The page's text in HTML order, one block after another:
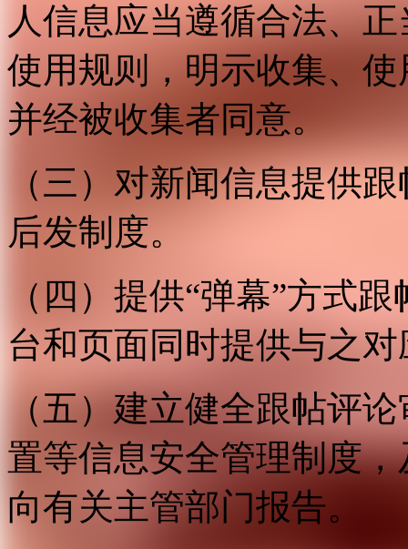
人信息应当遵循合法、
使用规则，明示收集、
并经被收集者同意。
（三）对新闻信息提供
后发制度。
（四）提供“弹幕”方式
台和页面同时提供与之
（五）建立健全跟帖评
置等信息安全管理制度
向有关主管部门报告。